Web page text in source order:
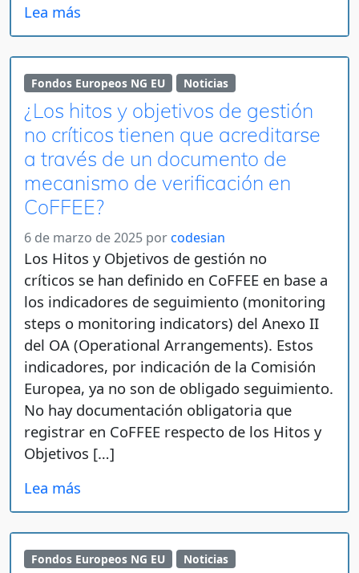
Lea más
Fondos Europeos NG EU Noticias
¿Los hitos y objetivos de gestión
no críticos tienen que acreditarse
a través de un documento de
mecanismo de verificación en
CoFFEE?
6 de marzo de 2025 por codesian
Los Hitos y Objetivos de gestión no
críticos se han definido en CoFFEE en base a
los indicadores de seguimiento (monitoring
steps o monitoring indicators) del Anexo II
del OA (Operational Arrangements). Estos
indicadores, por indicación de la Comisión
Europea, ya no son de obligado seguimiento.
No hay documentación obligatoria que
registrar en CoFFEE respecto de los Hitos y
Objetivos […]
Lea más
Fondos Europeos NG EU Noticias